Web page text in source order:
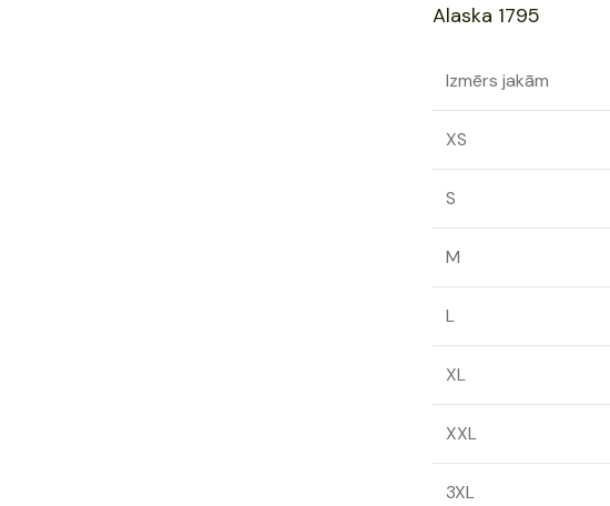
Alaska 1795
Izmērs jakām
XS
S
M
L
XL
XXL
3XL